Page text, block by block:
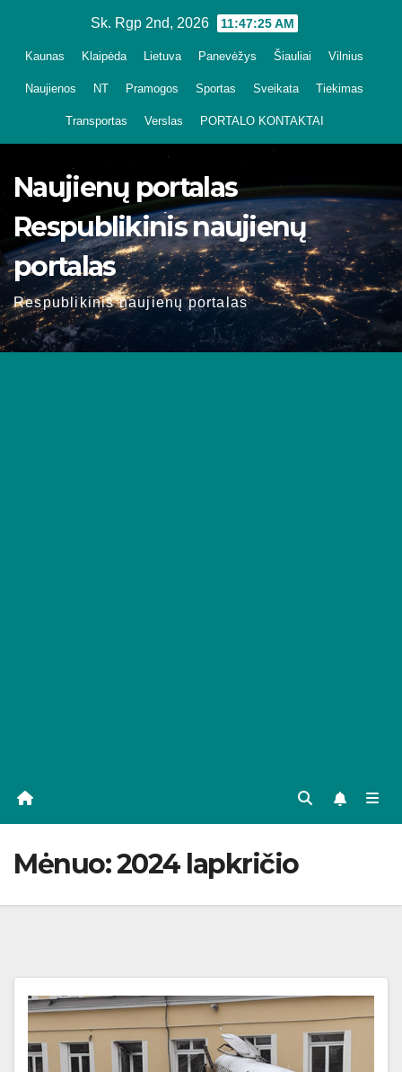
Sk. Rgp 2nd, 2026 11:47:27 AM
Kaunas Klaipėda Lietuva Panevėžys Šiauliai Vilnius
Naujienos NT Pramogos Sportas Sveikata Tiekimas
Transportas Verslas PORTALO KONTAKTAI
Naujienų portalas
Respublikinis naujienų
portalas
Respublikinis naujienų portalas
Mėnuo:2024 lapkričio